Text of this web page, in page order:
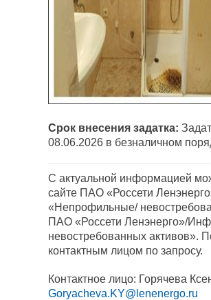
Срок внесения задатка:
08.06.2026 в безналичном
С актуальной информацией
сайте ПАО «Россети
«Непрофильные/
ПАО «Россети Ленэнерго»/
невостребованных активов».
контактным лицом по запросу.
Контактное лицо: Горячева
Goryacheva.KY@lenenergo.ru